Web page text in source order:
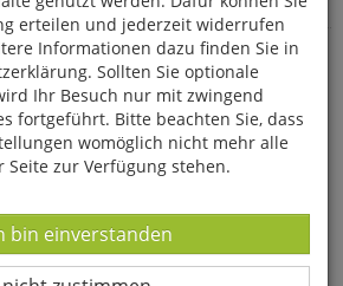
Schweiz
erteilen und jederzeit widerrufen
Informationen dazu finden Sie in
Sollten Sie optionale
Ihr Besuch nur mit zwingend
fortgeführt. Bitte beachten Sie, dass
womöglich nicht mehr alle
Seite zur Verfügung stehen.
-
bin einverstanden